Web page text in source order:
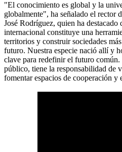
"El conocimiento es global y la
globalmente", ha señalado el rector
José Rodríguez, quien ha destacado
internacional constituye una
territorios y construir sociedades
futuro. Nuestra especie nació allí y
clave para redefinir el futuro
público, tiene la responsabilidad de
fomentar espacios de cooperación